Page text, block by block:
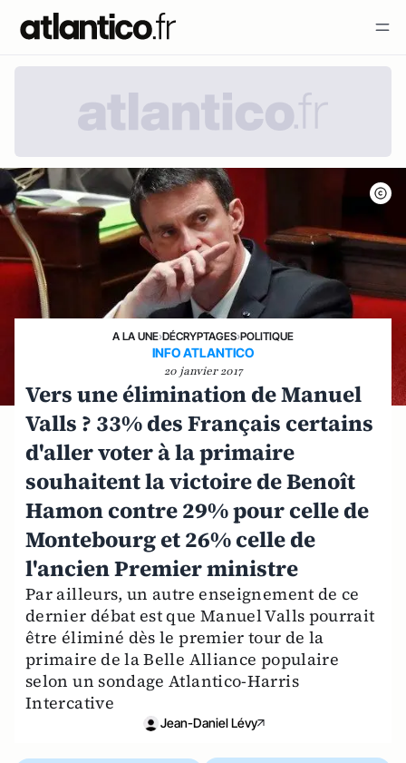
A LA UNE›DÉCRYPTAGES›POLITIQUE
INFO ATLANTICO
20 janvier 2017
Vers une élimination de Manuel
Valls ? 33% des Français certains
d'aller voter à la primaire
souhaitent la victoire de Benoît
Hamon contre 29% pour celle de
Montebourg et 26% celle de
l'ancien Premier ministre
Par ailleurs, un autre enseignement de ce
dernier débat est que Manuel Valls pourrait
être éliminé dès le premier tour de la
primaire de la Belle Alliance populaire
selon un sondage Atlantico-Harris
Intercative
Jean-Daniel Lévy